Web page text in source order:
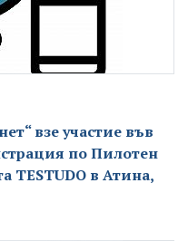
взе участие във
по Пилотен
TESTUDO в Атина,